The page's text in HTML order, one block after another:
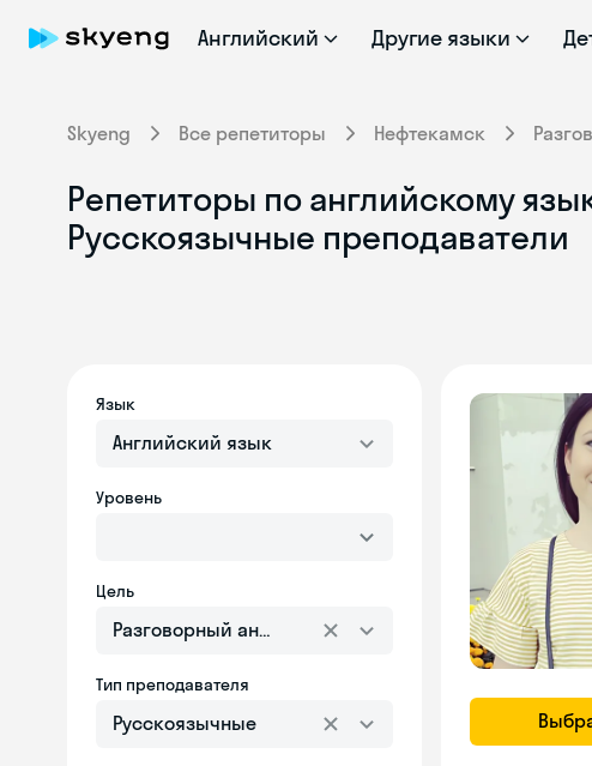
Английский Другие языки
Skyeng Все репетиторы Нефтекамск
Репетиторы по английскому
Русскоязычные преподаватели
Язык
Английский язык
Уровень
Цель
Разговорный английский
Тип преподавателя
Русскоязычные